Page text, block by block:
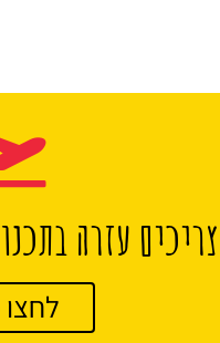
צריכים עזרה
לחצו